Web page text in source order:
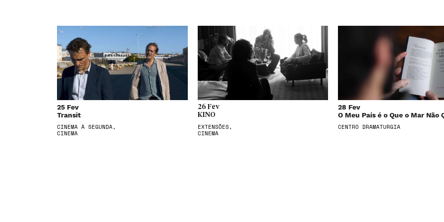
25 Fev
Transit
CINEMA À SEGUNDA,
CINEMA
26 Fev
KINO
EXTENSÕES,
CINEMA
28 Fev
O Meu País é o Que o Mar Não
CENTRO DRAMATURGIA